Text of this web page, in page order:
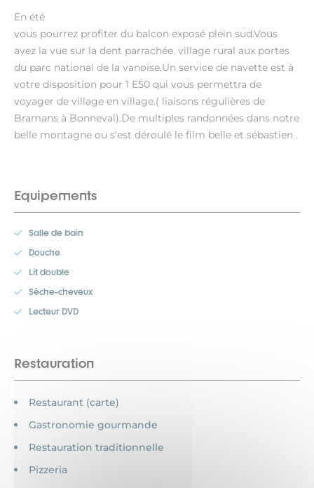
En été
vous pourrez profiter du balcon exposé plein sud.Vous
avez la vue sur la dent parrachée. village rural aux portes
du parc national de la vanoise.Un service de navette est à
votre disposition pour 1 E50 qui vous permettra de
voyager de village en village.( liaisons régulières de
Bramans à Bonneval).De multiples randonnées dans notre
belle montagne ou s'est déroulé le film belle et sébastien .
Equipements
Salle de bain
Douche
Lit double
Sèche-cheveux
Lecteur DVD
Restauration
Restaurant (carte)
Gastronomie gourmande
Restauration traditionnelle
Pizzeria